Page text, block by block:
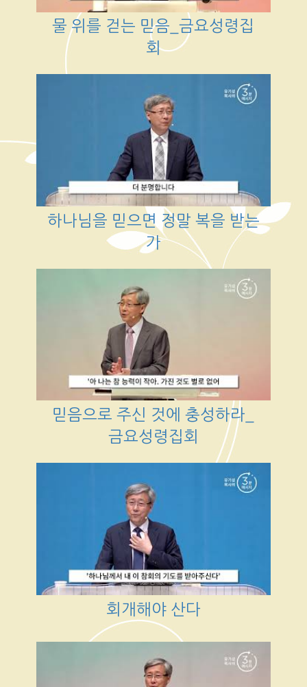
물 위를 걷는 믿음_금요성령집
회
하나님을 믿으면 정말 복을 받는
가
믿음으로 주신 것에 충성하라_
금요성령집회
회개해야 산다